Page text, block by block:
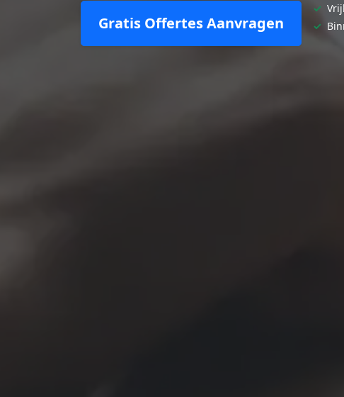
Gratis Offertes Aanvragen
✓
✓